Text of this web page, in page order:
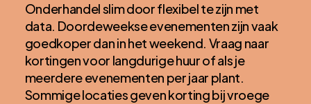
Onderhandel slim door flexibel te zijn met
data. Doordeweekse evenementen zijn vaak
goedkoper dan in het weekend. Vraag naar
kortingen voor langdurige huur of als je
meerdere evenementen per jaar plant.
Sommige locaties geven korting bij vroege